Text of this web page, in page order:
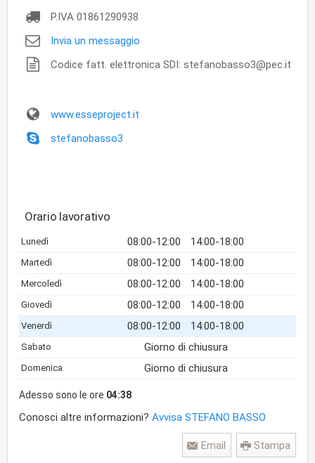
P.IVA 01861290938
Invia un messaggio
Codice fatt. elettronica SDI: stefanobasso3@pec.it
www.esseproject.it
stefanobasso3
Orario lavorativo
Lunedì 08:00-12:00 14:00-18:00
Martedì 08:00-12:00 14:00-18:00
Mercoledì 08:00-12:00 14:00-18:00
Giovedì 08:00-12:00 14:00-18:00
Venerdì 08:00-12:00 14:00-18:00
Sabato Giorno di chiusura
Domenica Giorno di chiusura
Adesso sono le ore 04:38
Conosci altre informazioni? Avvisa STEFANO BASSO
Stampa
Email